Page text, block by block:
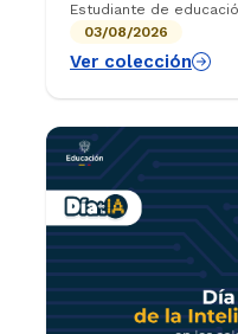
audiovisuales
las aulas de grado
Estudiante de
03/08/2026
Ver colección